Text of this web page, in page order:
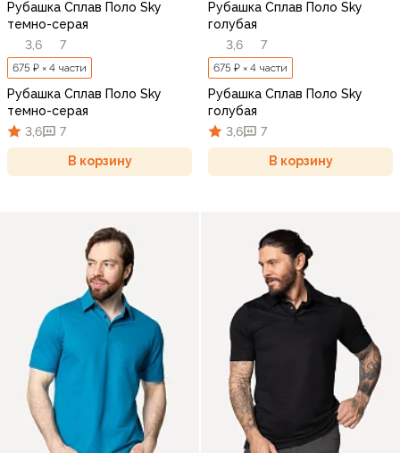
Рубашка Сплав Поло Sky
темно-серая
3,6
7
675 ₽ × 4 части
Рубашка Сплав Поло Sky
темно-серая
3,6
7
В корзину
Рубашка Сплав Поло Sky
голубая
3,6
7
675 ₽ × 4 части
Рубашка Сплав Поло Sky
голубая
3,6
7
В корзину